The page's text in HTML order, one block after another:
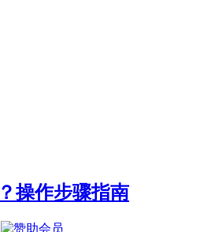
操作步骤指南